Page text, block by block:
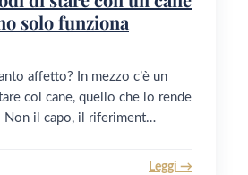
solo funziona
affetto? In mezzo c’è un
col cane, quello che lo rende
Non il capo, il riferiment…
Leggi →